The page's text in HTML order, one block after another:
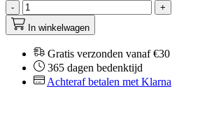
-
+
In winkelwagen
Gratis verzonden vanaf €30
365 dagen bedenktijd
Achteraf betalen met Klarna